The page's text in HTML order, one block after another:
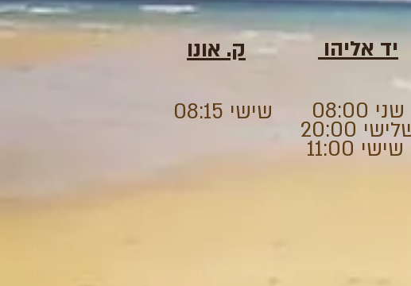
ק. אונו
שישי 08:15
יד אליהו
שני 08:00
20:00